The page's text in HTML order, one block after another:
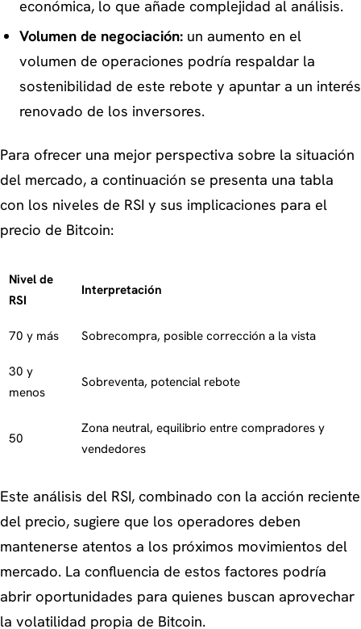
económica, lo que añade complejidad al análisis.
Volumen de negociación:un aumento en el
volumen de operaciones podría respaldar la
sostenibilidad de este rebote y apuntar a un interés
renovado de los inversores.
Para ofrecer una mejor perspectiva sobre la situación
del mercado, a continuación se presenta una tabla
con los niveles de RSI y sus implicaciones para el
precio de Bitcoin:
Nivel de
RSI
Interpretación
70 y más Sobrecompra, posible corrección a la vista
30 y
menos
Sobreventa, potencial rebote
50
Zona neutral, equilibrio entre compradores y
vendedores
Este análisis del RSI, combinado con la acción reciente
del precio, sugiere que los operadores deben
mantenerse atentos a los próximos movimientos del
mercado. La confluencia de estos factores podría
abrir oportunidades para quienes buscan aprovechar
la volatilidad propia de Bitcoin.